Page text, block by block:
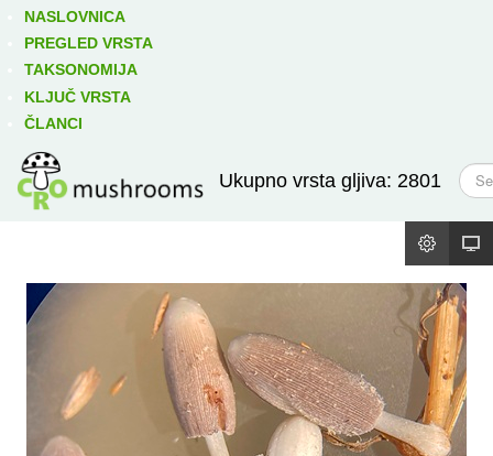
NASLOVNICA
PREGLED VRSTA
TAKSONOMIJA
KLJUČ VRSTA
ČLANCI
Ukupno vrsta gljiva: 2801
T
r
ž
Izravno podređene niže takse: